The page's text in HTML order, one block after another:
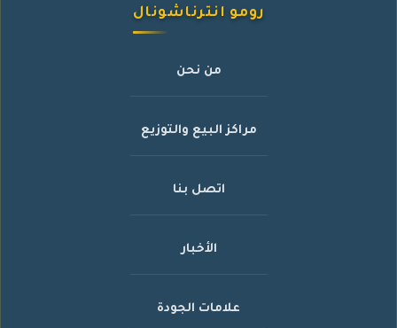
رومو انترناشونال
من نحن
مراكز البيع والتوزيع
اتصل بنا
الأخبار
علامات الجودة